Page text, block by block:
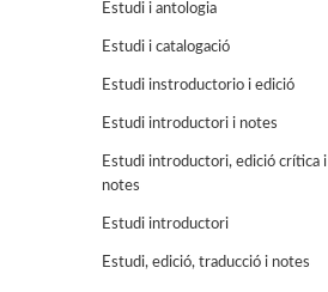
Estudi i antologia
Estudi i catalogació
Estudi instroductorio i edició
Estudi introductori i notes
Estudi introductori, edició crítica i
notes
Estudi introductori
Estudi, edició, traducció i notes